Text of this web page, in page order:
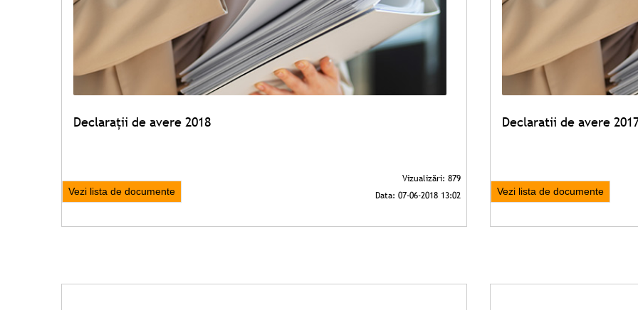
Declarații de avere 2018
Vezi lista de documente
Declaratii de avere
Vezi lista de documente